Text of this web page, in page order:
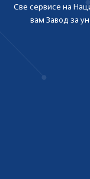
Све сервисе на
вам Завод за